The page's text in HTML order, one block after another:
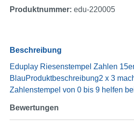
Produktnummer: edu-220005
Beschreibung
Eduplay Riesenstempel Zahlen
BlauProduktbeschreibung2 x 3
Zahlenstempel von 0 bis 9 helfen
Bewertungen